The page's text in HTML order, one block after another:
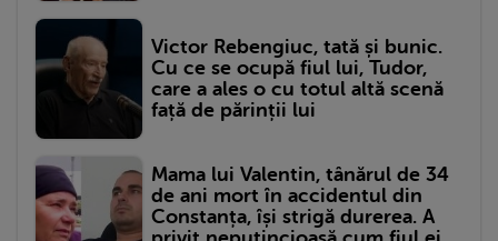
Victor Rebengiuc, tată și bunic.
Cu ce se ocupă fiul lui, Tudor,
care a ales o cu totul altă scenă
față de părinții lui
Mama lui Valentin, tânărul de 34
de ani mort în accidentul din
Constanța, își strigă durerea. A